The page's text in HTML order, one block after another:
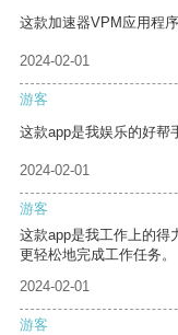
这款加速器VPM应用程
2024-02-01
游客
这款app是我娱乐的好帮
2024-02-01
游客
这款app是我工作上的得
更轻松地完成工作任务。
2024-02-01
游客